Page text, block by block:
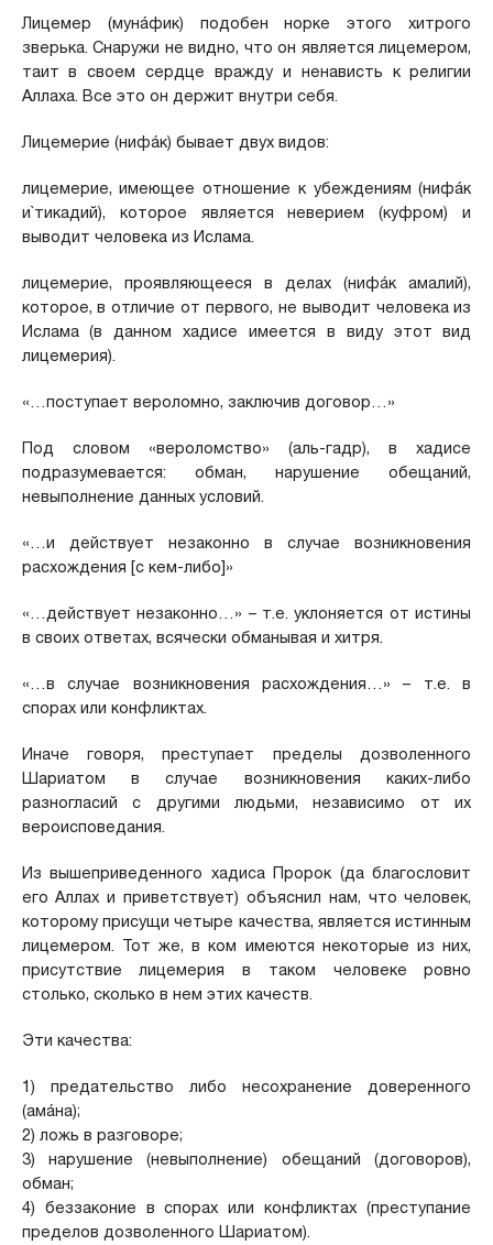
Лицемер (мунáфик) подобен норке этого хитрого
зверька. Снаружи не видно, что он является лицемером,
таит в своем сердце вражду и ненависть к религии
Аллаха. Все это он держит внутри себя.
Лицемерие (нифáк) бывает двух видов:
лицемерие, имеющее отношение к убеждениям (нифáк
и`тикадий), которое является неверием (куфром) и
выводит человека из Ислама.
лицемерие, проявляющееся в делах (нифáк амалий),
которое, в отличие от первого, не выводит человека из
Ислама (в данном хадисе имеется в виду этот вид
лицемерия).
«…поступает вероломно, заключив договор…»
Под словом «вероломство» (аль-гадр), в хадисе
подразумевается: обман, нарушение обещаний,
невыполнение данных условий.
«…и действует незаконно в случае возникновения
расхождения [c кем-либо]»
«…действует незаконно…» – т.е. уклоняется от истины
в своих ответах, всячески обманывая и хитря.
«…в случае возникновения расхождения…» – т.е. в
спорах или конфликтах.
Иначе говоря, преступает пределы дозволенного
Шариатом в случае возникновения каких-либо
разногласий с другими людьми, независимо от их
вероисповедания.
Из вышеприведенного хадиса Пророк (да благословит
его Аллах и приветствует) объяснил нам, что человек,
которому присущи четыре качества, является истинным
лицемером. Тот же, в ком имеются некоторые из них,
присутствие лицемерия в таком человеке ровно
столько, сколько в нем этих качеств.
Эти качества:
1) предательство либо несохранение доверенного
(амáна);
2) ложь в разговоре;
3) нарушение (невыполнение) обещаний (договоров),
обман;
4) беззаконие в спорах или конфликтах (преступание
пределов дозволенного Шариатом).